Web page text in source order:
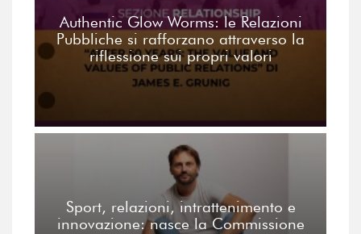
Authentic Glow Worms: le Relazioni
Pubbliche si rafforzano attraverso la
riflessione sui propri valori
Sport, relazioni, intrattenimento e
innovazione: nasce la Commissione